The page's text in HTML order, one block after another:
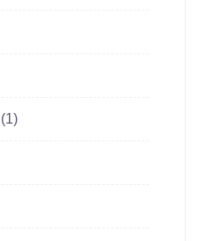
(1)